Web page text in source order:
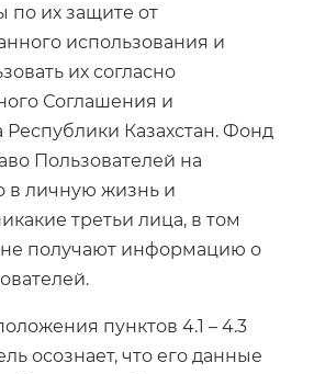
их защите от
использования и
их согласно
Соглашения и
Республики Казахстан. Фонд
Пользователей на
в личную жизнь и
третьи лица, в том
получают информацию о
пунктов 4.1 – 4.3
осознает, что его данные